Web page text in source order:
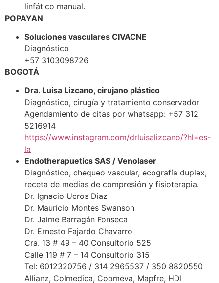
linfático manual.
POPAYAN
Soluciones vasculares CIVACNE
Diagnóstico
+57 3103098726
BOGOTÁ
Dra. Luisa Lizcano, cirujano plástico
Diagnóstico, cirugía y tratamiento conservador
Agendamiento de citas por whatsapp: +57 312
5216914
https://www.instagram.com/drluisalizcano/?hl=es-
la
Endotherapuetics SAS / Venolaser
Diagnóstico, chequeo vascular, ecografía duplex,
receta de medias de compresión y fisioterapia.
Dr. Ignacio Ucros Diaz
Dr. Mauricio Montes Swanson
Dr. Jaime Barragán Fonseca
Dr. Ernesto Fajardo Chavarro
Cra. 13 # 49 – 40 Consultorio 525
Calle 119 # 7 – 14 Consultorio 315
Tel: 6012320756 / 314 2965537 / 350 8820550
Allianz, Colmedica, Coomeva, Mapfre, HDI